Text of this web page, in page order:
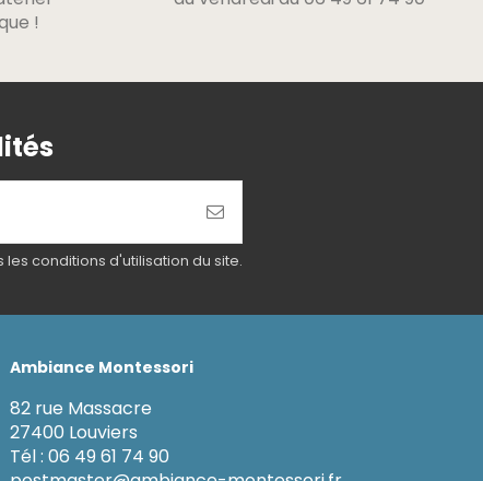
!
conditions d'utilisation du site.
Ambiance Montessori
82 rue Massacre
27400 Louviers
Tél : 06 49 61 74 90